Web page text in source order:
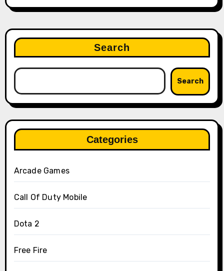
Search
Search
Categories
Arcade Games
Call Of Duty Mobile
Dota 2
Free Fire